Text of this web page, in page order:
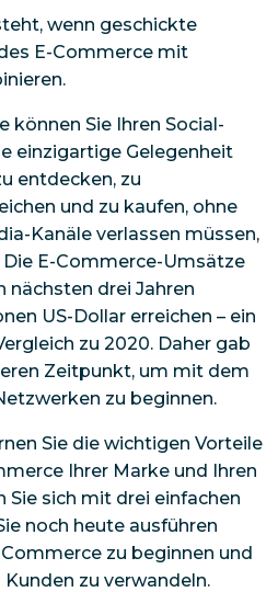
wenn geschickte
E-Commerce mit
können Sie Ihren Social-
einzigartige Gelegenheit
entdecken, zu
und zu kaufen, ohne
Kanäle verlassen müssen,
E-Commerce-Umsätze
nächsten drei Jahren
US-Dollar erreichen – ein
zu 2020. Daher gab
Zeitpunkt, um mit dem
zu beginnen.
Sie die wichtigen Vorteile
Ihrer Marke und Ihren
Sie sich mit drei einfachen
noch heute ausführen
zu beginnen und
zu verwandeln.